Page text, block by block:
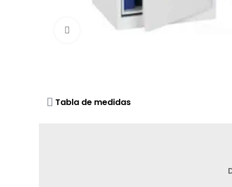
Click to enlarge
Tabla de medidas